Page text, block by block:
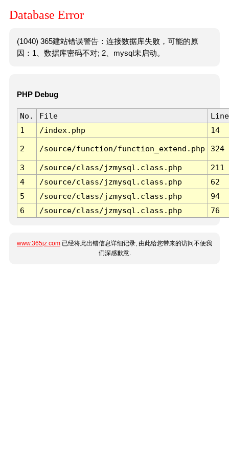
Database Error
(1040) 365建站错误警告：连接数据库失败，可能的原
因：1、数据库密码不对; 2、mysql未启动。
PHP Debug
No. File
Line
1
/index.php 14
2 /source/function/function_extend.php 324
3 /source/class/jzmysql.class.php
211
4
/source/class/jzmysql.class.php
62
5
/source/class/jzmysql.class.php
94
6
/source/class/jzmysql.class.php 76
www.365jz.com 已经将此出错信息详细记录, 由此给您带来的访问不便我
们深感歉意.